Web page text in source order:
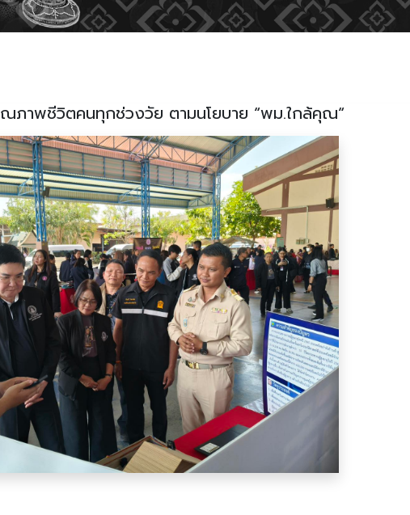
ภาพชีวิตคนทุกช่วงวัย ตามนโยบาย “พม.ใกล้คุณ“